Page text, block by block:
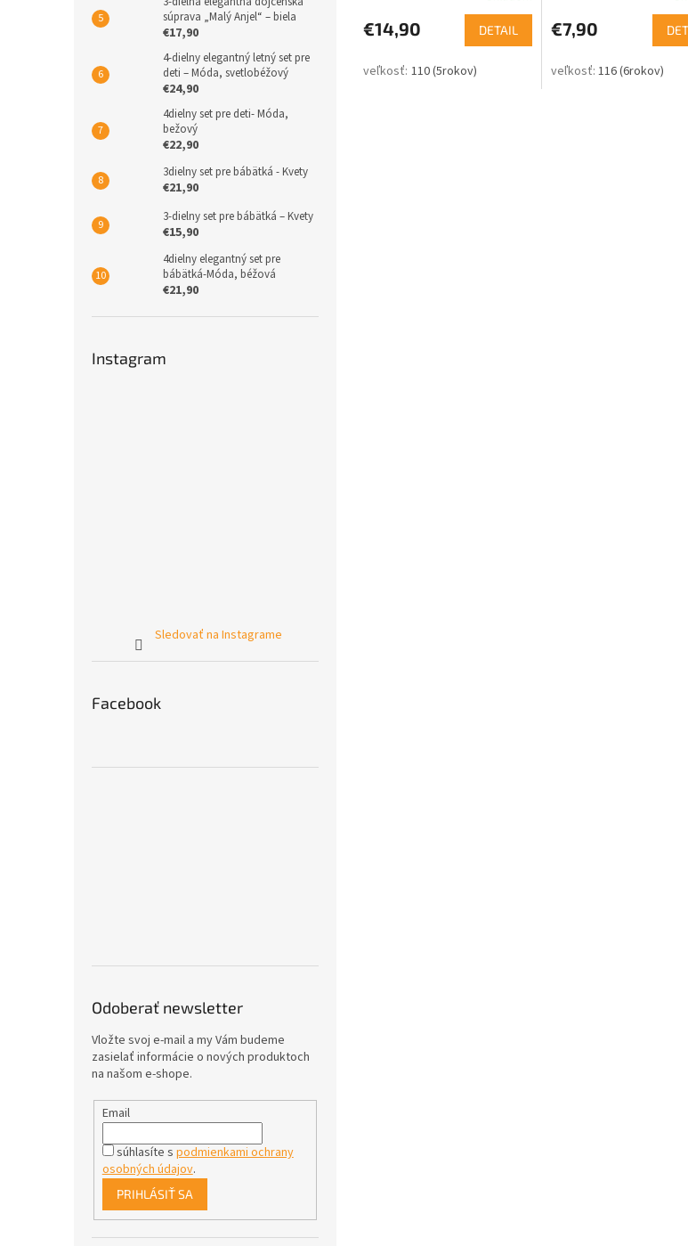
súprava „Malý Anjel“ – biela
€17,90
4-dielny elegantný letný set pre
deti – Móda, svetlobéžový
€24,90
4dielny set pre deti- Móda,
bežový
€22,90
3dielny set pre bábätká - Kvety
€21,90
3-dielny set pre bábätká – Kvety
€15,90
4dielny elegantný set pre
bábätká-Móda, béžová
€21,90
Instagram
Sledovať na Instagrame
Facebook
Odoberať newsletter
Vložte svoj e-mail a my Vám budeme
zasielať informácie o nových produktoch
na našom e-shope.
Email
súhlasíte s podmienkami ochrany
osobných údajov.
PRIHLÁSIŤ SA
€14,90 DETAIL
110 (5rokov)
€7,90
116 (6rokov)